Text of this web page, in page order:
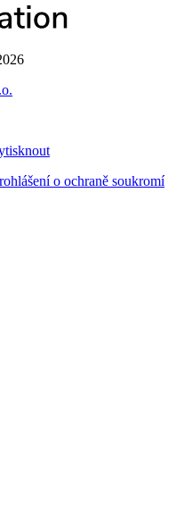
o ochraně soukromí